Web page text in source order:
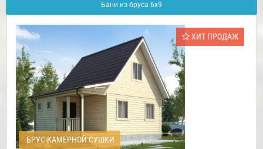
Бани из бруса 6х9
ХИТ ПРОДАЖ
БРУС КАМЕРНОЙ СУШКИ